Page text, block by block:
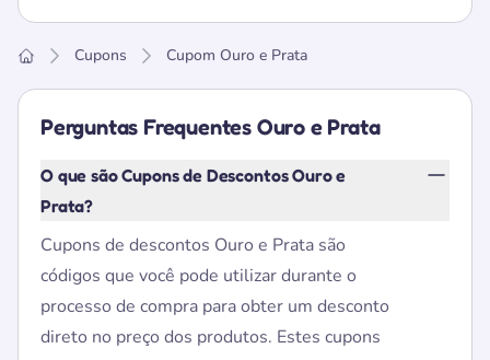
Cupons Cupom Ouro e Prata
Perguntas Frequentes Ouro e Prata
O que são Cupons de Descontos Ouro e
Prata?
Cupons de descontos Ouro e Prata são
códigos que você pode utilizar durante o
processo de compra para obter um desconto
direto no preço dos produtos. Estes cupons